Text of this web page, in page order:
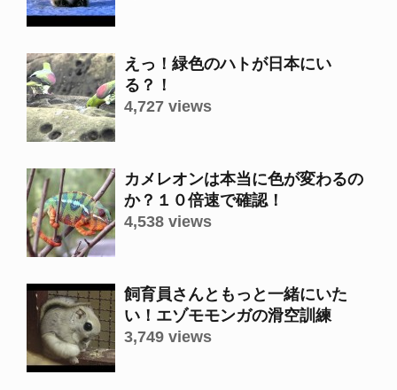
えっ！緑色のハトが日本にい
る？！
4,727 views
カメレオンは本当に色が変わるの
か？１０倍速で確認！
4,538 views
飼育員さんともっと一緒にいた
い！エゾモモンガの滑空訓練
3,749 views